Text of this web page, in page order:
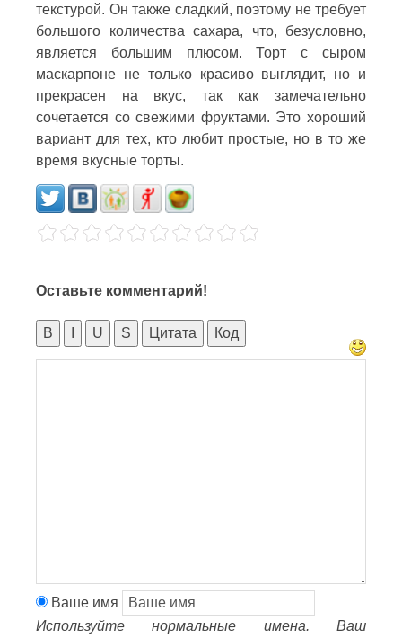
текстурой. Он также сладкий, поэтому не требует
большого количества сахара, что, безусловно,
является большим плюсом. Торт с сыром
маскарпоне не только красиво выглядит, но и
прекрасен на вкус, так как замечательно
сочетается со свежими фруктами. Это хороший
вариант для тех, кто любит простые, но в то же
время вкусные торты.
Оставьте комментарий!
B U S Цитата Код
Ваше имя
Используйте нормальные имена. Ваш